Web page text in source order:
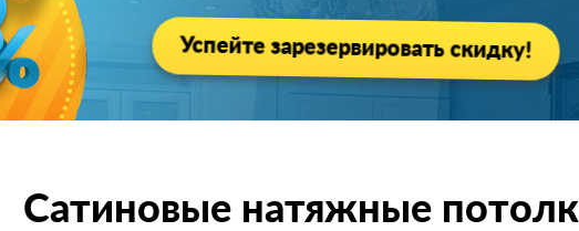
Успейте зарезервировать скидку!
Сатиновые натяжные